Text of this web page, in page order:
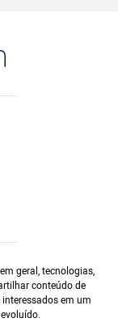
geral, tecnologias,
conteúdo de
em um